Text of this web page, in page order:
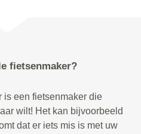
fietsenmaker?
is een fietsenmaker die
wilt! Het kan bijvoorbeeld
dat er iets mis is met uw